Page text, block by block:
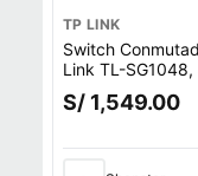
TP LINK
Switch
Link TL-SG1048,
puertos Gigabit,
10/100/1000
montaje rack,
play, negro
S/ 1,549.00